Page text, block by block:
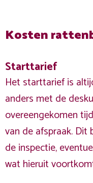
Kosten
Starttarief
Het starttarief is
anders met de
overeengekomen
van de afspraak.
de inspectie,
wat hieruit